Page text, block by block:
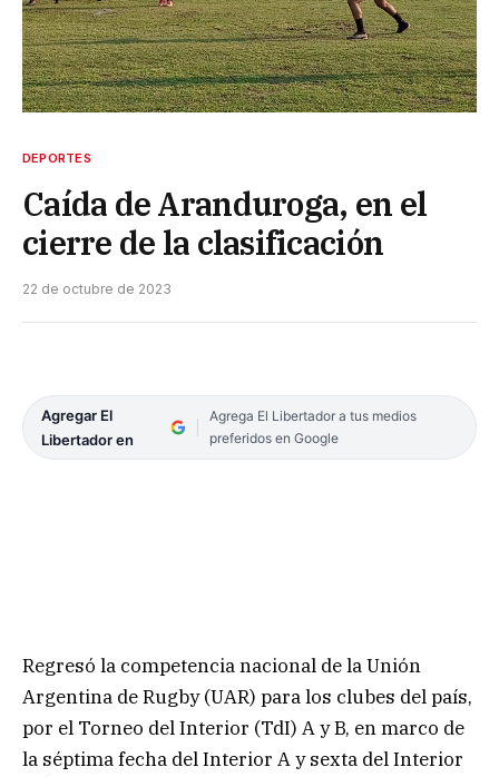
DEPORTES
Caída de Aranduroga, en el
cierre de la clasificación
22 de octubre de 2023
Agregar El
Libertador en
Agrega El Libertador a tus medios
preferidos en Google
Regresó la competencia nacional de la Unión
Argentina de Rugby (UAR) para los clubes del país,
por el Torneo del Interior (TdI) A y B, en marco de
la séptima fecha del Interior A y sexta del Interior